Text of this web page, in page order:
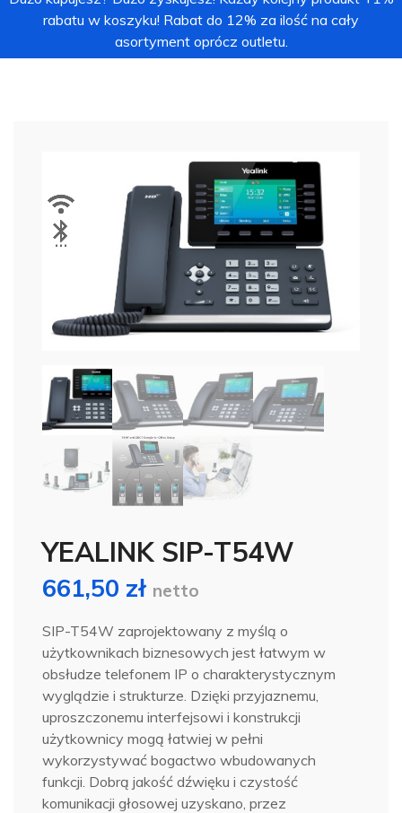
rabatu w koszyku! Rabat do 12% za ilość na cały
asortyment oprócz outletu.
YEALINK SIP-T54W
661,50 zł netto
SIP-T54W zaprojektowany z myślą o
użytkownikach biznesowych jest łatwym w
obsłudze telefonem IP o charakterystycznym
wyglądzie i strukturze. Dzięki przyjaznemu,
uproszczonemu interfejsowi i konstrukcji
użytkownicy mogą łatwiej w pełni
wykorzystywać bogactwo wbudowanych
funkcji. Dobrą jakość dźwięku i czystość
komunikacji głosowej uzyskano, przez